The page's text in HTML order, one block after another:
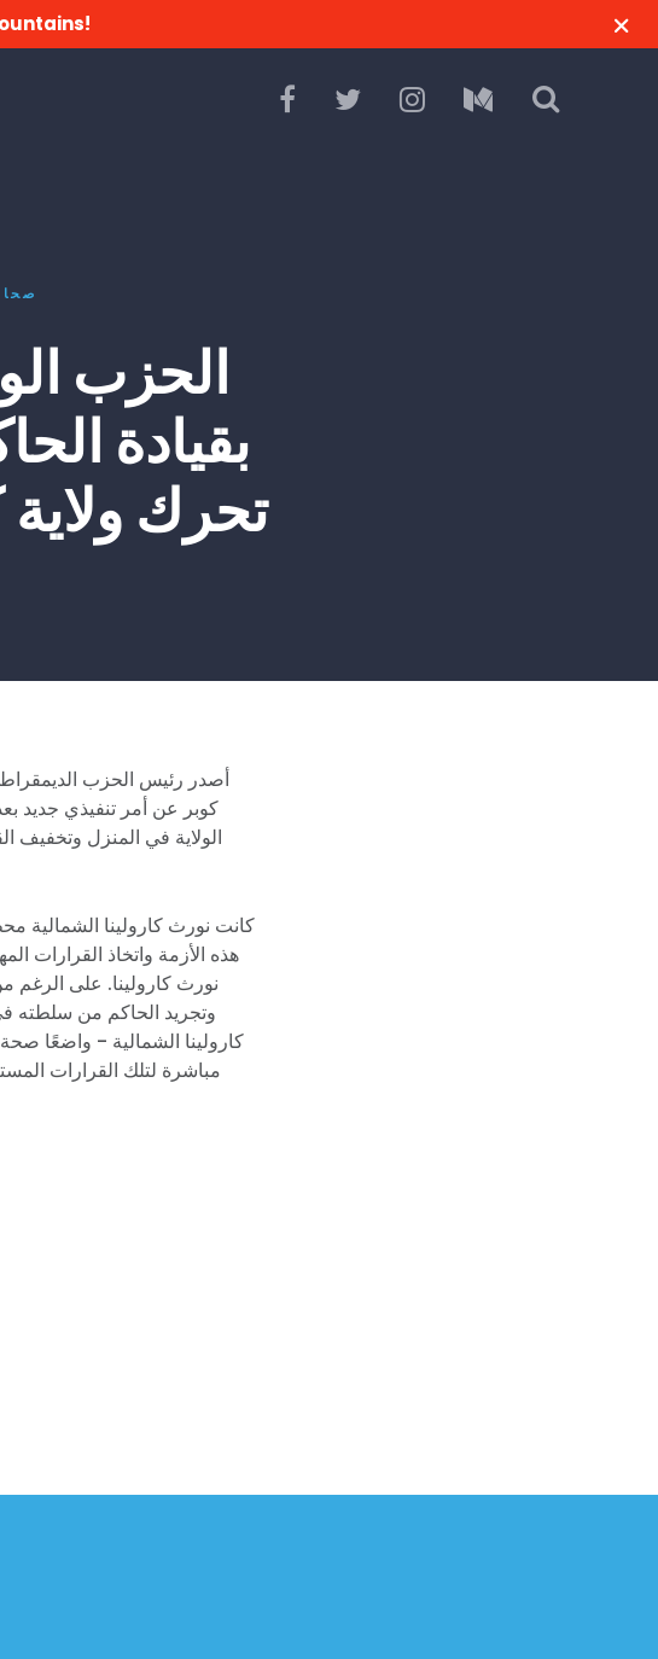
الحزب
بقيادة
تحرك ولاية
أصدر رئيس الحزب الديمقراطي
كوبر عن أمر تنفيذي جديد
الولاية في المنزل وتخفيف
نورث كارولينا. على الرغم
وتجريد الحاكم من سلطته
كارولينا الشمالية - واضعًا
مباشرة لتلك القرارات